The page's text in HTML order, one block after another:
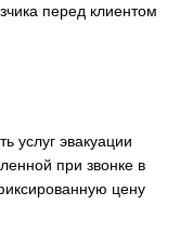
перед клиентом
услуг эвакуации
при звонке в
цену